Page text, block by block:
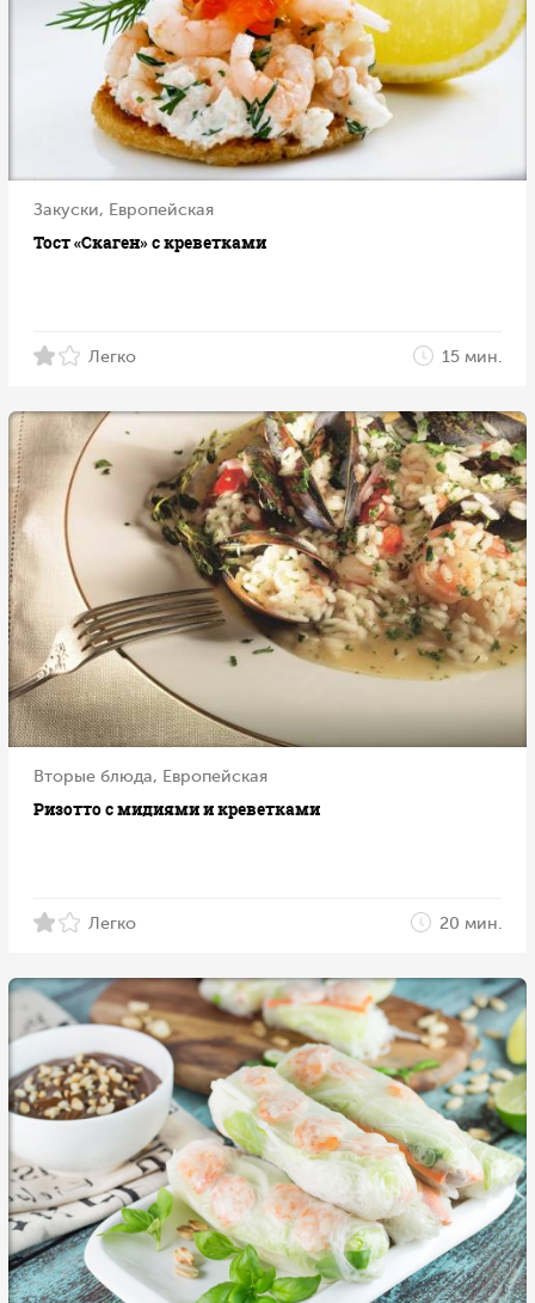
Закуски, Европейская
Тост «Скаген» с креветками
Легко 15 мин.
Вторые блюда, Европейская
Ризотто с мидиями и креветками
Легко 20 мин.